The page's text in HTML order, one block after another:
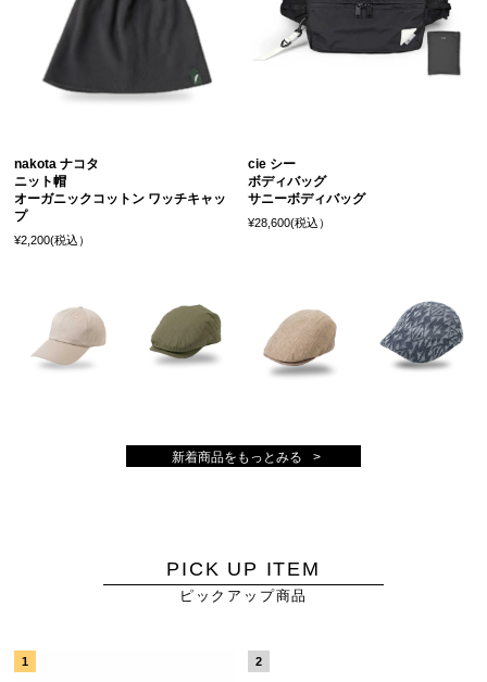
nakota ナコタ
ニット帽
オーガニックコットン ワッチキャッ
プ
¥2,200(税込）
cie シー
ボディバッグ
サニーボディバッグ
¥28,600(税込）
新着商品をもっとみる
PICK UP ITEM
ピックアップ商品